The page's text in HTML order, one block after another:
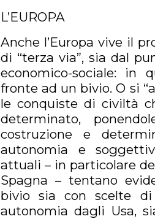
L’EUROPA
Anche l’Europa vive il
di “terza via”, sia dal
economico-sociale: in
fronte ad un bivio. O si
le conquiste di civiltà
determinato,
costruzione e
autonomia e
attuali – in particolare
Spagna – tentano
bivio sia con scelte
autonomia dagli Usa,